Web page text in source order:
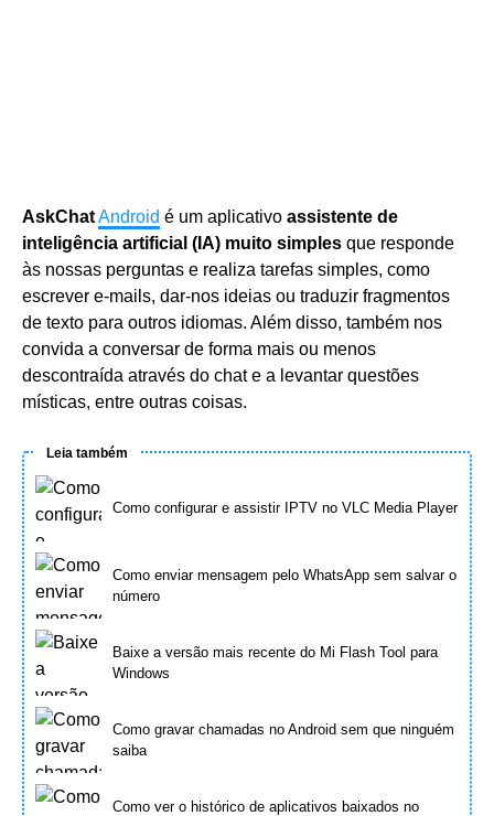
AskChatAndroid é um aplicativo assistente de
inteligência artificial (IA) muito simples que responde
às nossas perguntas e realiza tarefas simples, como
escrever e-mails, dar-nos ideias ou traduzir fragmentos
de texto para outros idiomas. Além disso, também nos
convida a conversar de forma mais ou menos
descontraída através do chat e a levantar questões
místicas, entre outras coisas.
Leia também
Como configurar e assistir IPTV no VLC Media Player
Como enviar mensagem pelo WhatsApp sem salvar o
número
Baixe a versão mais recente do Mi Flash Tool para
Windows
Como gravar chamadas no Android sem que ninguém
saiba
Como ver o histórico de aplicativos baixados no